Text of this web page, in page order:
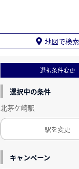
地図で検索
選択条件変更
選択中の条件
北茅ケ崎駅
駅を変更
キャンペーン